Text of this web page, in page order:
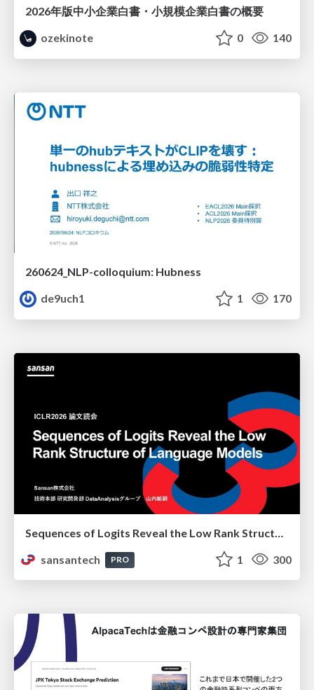
2026年版中小企業白書・小規模企業白書の概要
ozekinote
0 140
260624_NLP-colloquium: Hubness
de9uch1
1 170
sansantech
PRO 1 300